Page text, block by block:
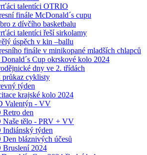
talentíci OTRIO
finále McDonald´s cupu
z dívčího basketbalu
talentíci řeší sirkolamy
úspěch v kin –ballu
finále v minikopané mladších chlapců
Cup okrskové kolo 2024
dny ve 2. třídách
průkaz cyklisty
týden
krajské kolo 2024
Valentýn - VV
Retro den
Naše tělo - PRV + VV
Indiánský týden
Den bláznivých účesů
Bruslení 2024